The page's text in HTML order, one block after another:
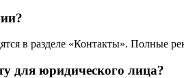
в разделе «Контакты». Полные
для юридического лица?